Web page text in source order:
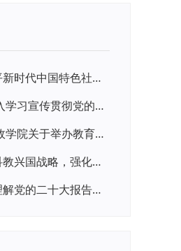
学习贯彻习近平新时代中国特色社会主义思想主题教育网络培训
★ 教育系统深入学习宣传贯彻党的二十大精神学习专题
★ 国家教育行政学院关于举办教育系统深入学习宣传贯彻党的二十大精神专题网络培训的通知
习近平：实施科教兴国战略，强化现代化建设人才支撑
张志勇：深刻理解党的二十大报告关于教育的新思想、新战略、新要求